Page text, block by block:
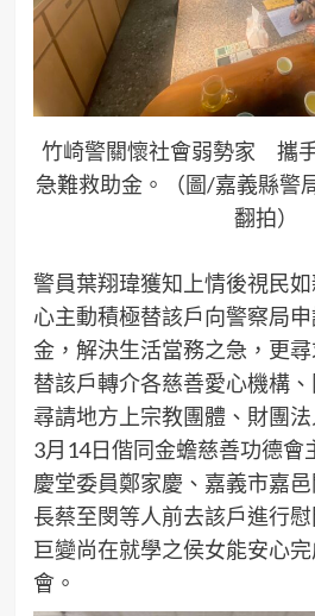
竹崎警關懷社會弱勢家 攜
急難救助金。（圖/嘉義縣警
翻拍）
警員葉翔瑋獲知上情後視民
心主動積極替該戶向警察局
金，解決生活當務之急，更尋
替該戶轉介各慈善愛心機構
尋請地方上宗教團體、財團
3月14日偕同金蟾慈善功德會
慶堂委員鄭家慶、嘉義市嘉
長蔡至閔等人前去該戶進行
巨變尚在就學之侯女能安心
會。